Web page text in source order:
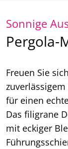
Sonnige
Pergola-
Freuen Sie
für einen
Das filigrane
mit eckiger